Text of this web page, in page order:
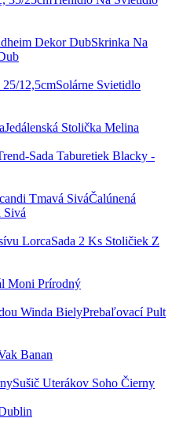
Skrinka Na
Solárne Svietidlo
Jedálenská Stolička Melina
Sada Taburetiek Blacky -
Čalúnená
Sivá
Sada 2 Ks Stoličiek Z
Moni Prírodný
Prebaľovací Pult
Banan
Sušič Uterákov Soho Čierny